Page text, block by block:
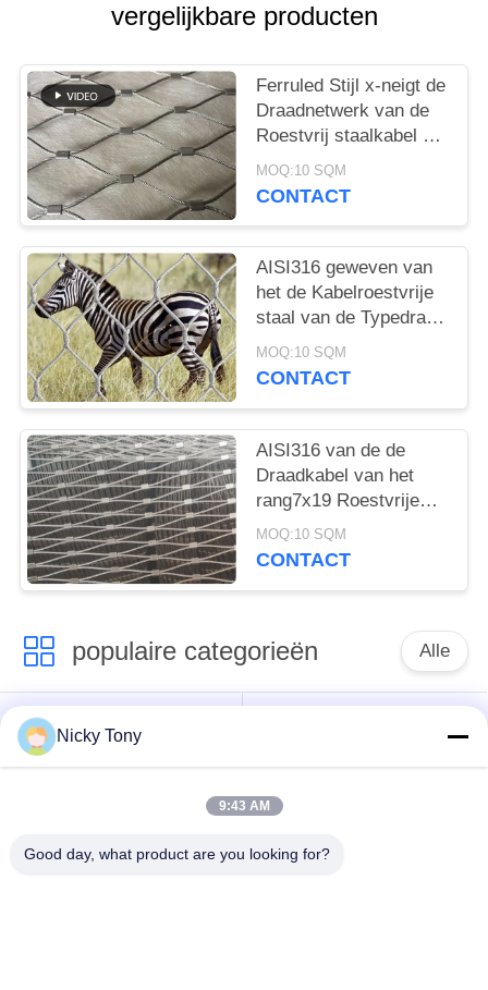
vergelijkbare producten
Ferruled Stijl x-neigt de
Draadnetwerk van de
Roestvrij staalkabel het
Opleveren voor
Dierentuin Bestand
MOQ:10 SQM
CONTACT
AISI316 geweven van
het de Kabelroestvrije
staal van de Typedraad
de
Dierentuinnetwerk/het
MOQ:10 SQM
CONTACT
AISI316 van de de
Draadkabel van het
rang7x19 Roestvrije
staal het Vogelhuis van
de het
MOQ:10 SQM
CONTACT
populaire categorieën Alle
Het Netwerk van de
draadkabel
Vogelhuisdraad het
Nicky Tony
9:43 AM
Good day, what product are you looking for?